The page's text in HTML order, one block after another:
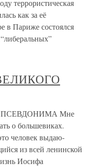
террористическая
как за её
в Париже состоялся
ПСЕВДОНИМА Мне
о большевиках.
человек выдаю­
из всей ленинской
Иосифа